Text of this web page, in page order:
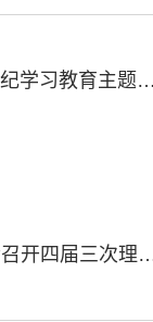
鄂尔多斯建筑业协会党支部参加“学党纪 明规矩 守初
质效提升促发展 强化职能有作为——鄂尔多